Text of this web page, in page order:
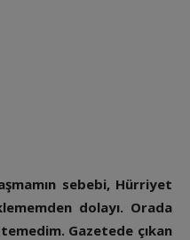
sebebi, Hürriyet
dolayı. Orada
Gazetede çıkan